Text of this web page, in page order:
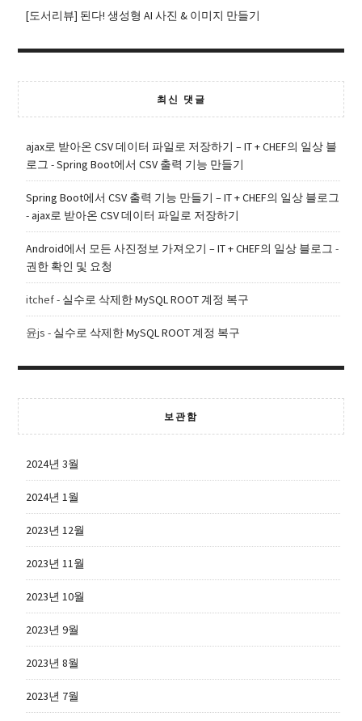
[도서리뷰] 된다! 생성형 AI 사진 & 이미지 만들기
최신 댓글
ajax로 받아온 CSV 데이터 파일로 저장하기 – IT + CHEF의 일상 블
로그 -Spring Boot에서 CSV 출력 기능 만들기
Spring Boot에서 CSV 출력 기능 만들기 – IT + CHEF의 일상 블로그
-ajax로 받아온 CSV 데이터 파일로 저장하기
Android에서 모든 사진정보 가져오기 – IT + CHEF의 일상 블로그 -
권한 확인 및 요청
itchef- 실수로 삭제한 MySQL ROOT 계정 복구
윤js - 실수로 삭제한 MySQL ROOT 계정 복구
보관함
2024년 3월
2024년 1월
2023년 12월
2023년 11월
2023년 10월
2023년 9월
2023년 8월
2023년 7월